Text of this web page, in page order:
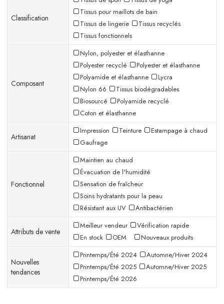
Classification
Tissus pour maillots de bain
Tissus de lingerie
Tissus recyclés
Tissus fonctionnels
Composant
Nylon, polyester et élasthanne
Polyester recyclé
Polyester et élasthanne
Polyamide et élasthanne
Lycra
Nylon 66
Tissus biodégradables
Biosourcé
Polyamide recyclé
Coton et élasthanne
Artisanat
Impression Teinture
Estampage à chaud
Gaufrage
Fonctionnel
Maintien au chaud
Évacuation de l'humidité
Sensation de fraîcheur
Soins hydratants pour la peau
Résistant aux UV
Antibactérien
Attributs de vente
Meilleur vendeur
Vérification rapide
En stock
OEM Nouveaux produits
Nouvelles
tendances
Printemps/Été 2024
Automne/Hiver 2024
Printemps/Été 2025
Automne/Hiver 2025
Printemps/Été 2026